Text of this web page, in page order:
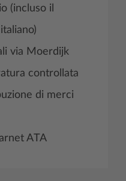
(incluso il
via Moerdijk
controllata
di merci
ATA